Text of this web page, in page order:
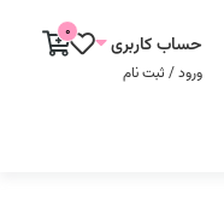
حساب کاربری
ورود / ثبت نام
0